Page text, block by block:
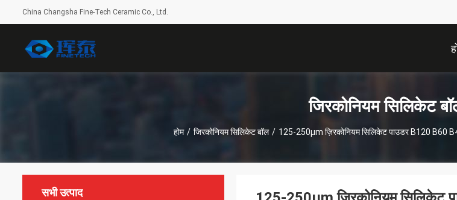
China Changsha Fine-Tech Ceramic Co., Ltd.
जिरकोनियम सिलिकेट
होम / जिरकोनियम सिलिकेट बॉल / 125-250μm ज़िरकोनियम सिलिकेट पाउडर B120 B60
सभी उत्पाद